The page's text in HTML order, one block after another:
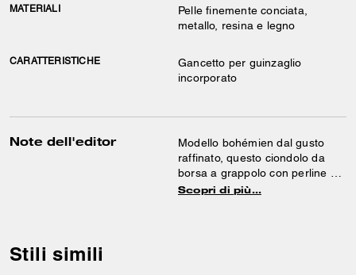
MATERIALI
Pelle finemente conciata,
metallo, resina e legno
CARATTERISTICHE
Gancetto per guinzaglio
incorporato
Note dell'editor
Modello bohémien dal gusto
raffinato, questo ciondolo da
borsa a grappolo con perline è
un design artistico dallo spirito
Scopri di più…
Stili simili